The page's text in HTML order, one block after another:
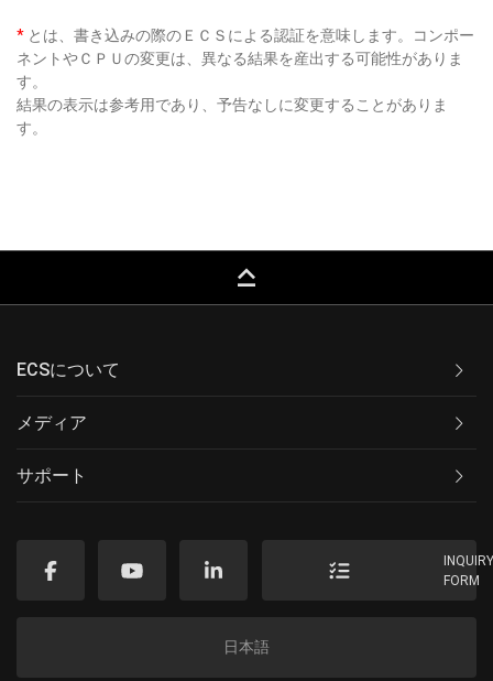
* とは、書き込みの際のＥＣＳによる認証を意味します。コンポー
ネントやＣＰＵの変更は、異なる結果を産出する可能性がありま
す。
結果の表示は参考用であり、予告なしに変更することがありま
す。
keyboard_capslock
ECSについて
メディア
サポート
FORM
日本語